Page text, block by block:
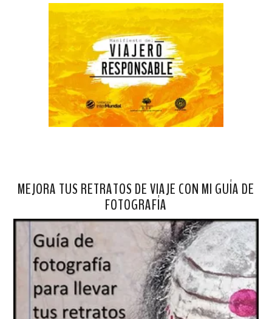
MEJORA TUS RETRATOS DE VIAJE CON MI GUÍA DE
FOTOGRAFÍA